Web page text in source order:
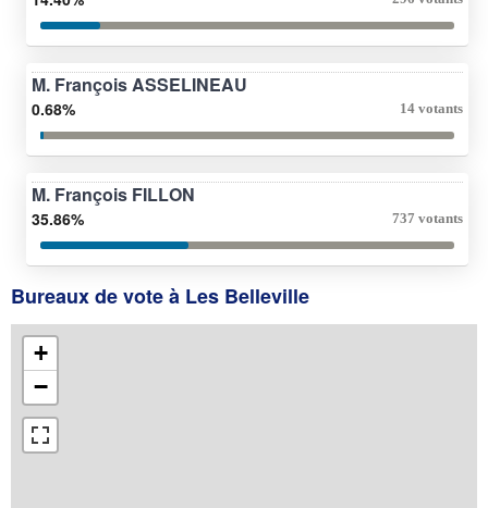
M. François ASSELINEAU
0.68% 14 votants
M. François FILLON
35.86% 737 votants
Bureaux de vote à Les Belleville
+
−